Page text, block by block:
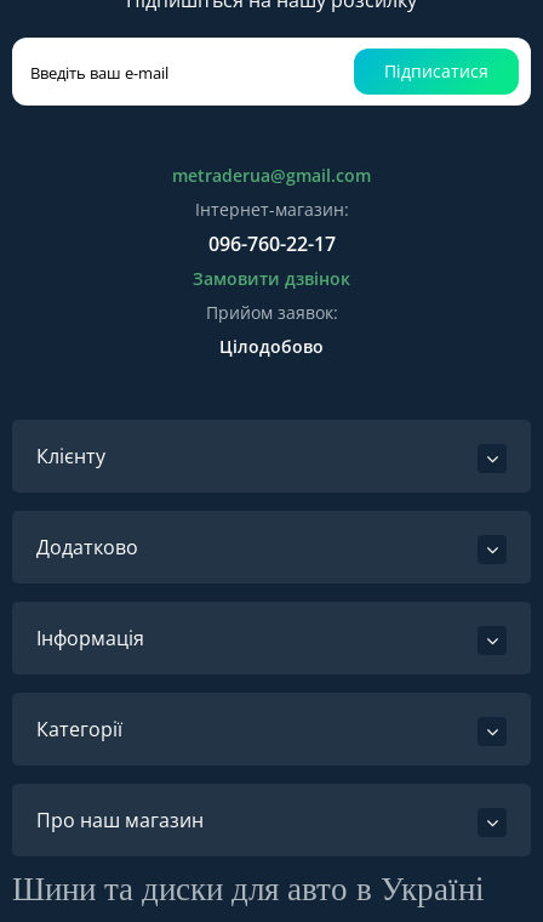
Підписатися
metraderua@gmail.com
Інтернет-магазин:
096-760-22-17
Замовити дзвінок
Прийом заявок:
Цілодобово
Клієнту
Додатково
Інформація
Категорії
Про наш магазин
Шини та диски для авто в Україні